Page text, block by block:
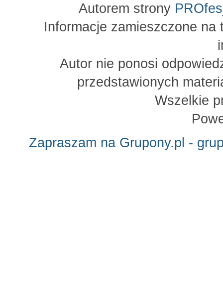
Autorem strony
Informacje zamieszczone
Autor nie ponosi
przedstawionych
Wszelkie
Zapraszam na Grupony.pl -